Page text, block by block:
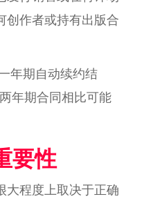
创作者或持有出版合
年期自动续约结
年期合同相比可能
要性
大程度上取决于正确